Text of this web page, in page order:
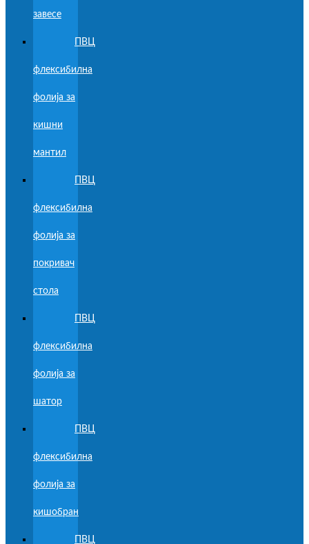
завесе
ПВЦ
флексибилна
фолија за
кишни
мантил
ПВЦ
флексибилна
фолија за
покривач
стола
ПВЦ
флексибилна
фолија за
шатор
ПВЦ
флексибилна
фолија за
кишобран
ПВЦ